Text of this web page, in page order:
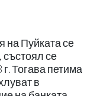
на Пуйката се
се
Тогава петима
в